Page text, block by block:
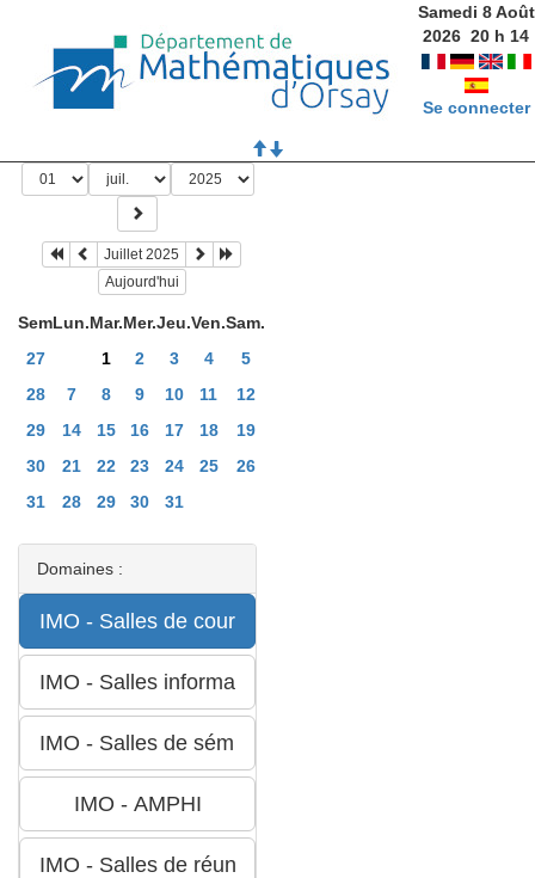
Samedi 8 Août
2026 20 h 14
Se connecter
Juillet 2025
Aujourd'hui
SemLun.Mar.Mer.Jeu.Ven.Sam.
27
1 2 3 4
5
28
7 8 9 10 11
12
29
14 15 16 17 18
19
30
21 22 23 24 25
26
31
28 29 30 31
Domaines :